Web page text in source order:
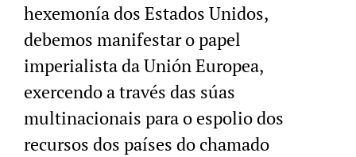
hexemonía dos Estados Unidos,
debemos manifestar o papel
imperialista da Unión Europea,
exercendo a través das súas
multinacionais para o espolio dos
recursos dos países do chamado